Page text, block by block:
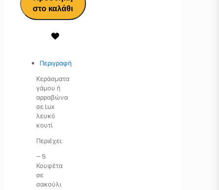
στο καλάθι
Περιγραφή
Κεράσματα
γάμου ή
αρραβώνα
σε Lux
λευκό
κουτί
Περιέχει:
– 5
Κουφέτα
σε
σακούλι